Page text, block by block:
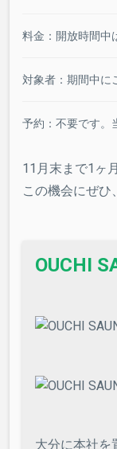
料金：開放時間中
対象者：期間中に
予約：不要です。
11月末まで1ヶ
この機会にぜひ
OUCHI
大分に本社を